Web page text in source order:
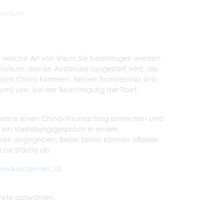
Art von Visum Sie beantragen werden.
das an Ausländer ausgestellt wird, die
China kommen. Neben Touristenvisa sind
usw. bei der Beantragung der Tibet-
einen China-Visumantrag einreichen und
Vorstellungsgespräch in einem
angegeben. Beide Seiten können offizielle
Städte ab.
auswählen.